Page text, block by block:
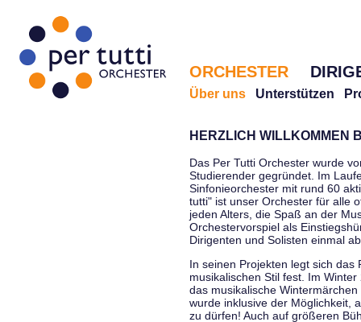
ORCHESTER
Über uns Unterstützen
HERZLICH WILLKOMMEN
Das Per Tutti Orchester wurde
Studierender gegründet. Im
Sinfonieorchester mit rund 60
tutti" ist unser Orchester für alle
jeden Alters, die Spaß an der
Orchestervorspiel als
Dirigenten und Solisten einmal
In seinen Projekten legt sich das
musikalischen Stil fest. Im
das musikalische
wurde inklusive der Möglichkeit,
zu dürfen! Auch auf größeren